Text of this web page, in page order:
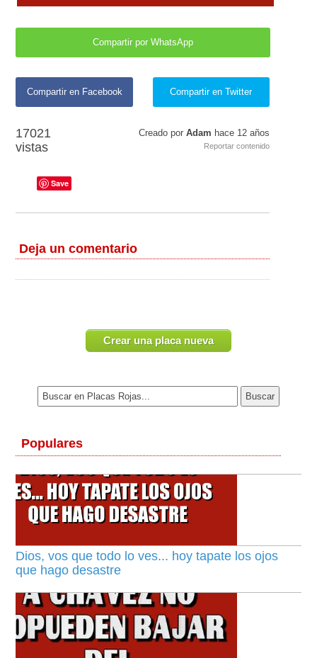
Compartir por WhatsApp
Compartir en Facebook Compartir en Twitter
17021
vistas
Creado porAdam hace 12 años
Reportar contenido
Save
Deja un comentario
Crear una placa nueva
Populares
Dios, vos que todo lo ves... hoy tapate los ojos
que hago desastre